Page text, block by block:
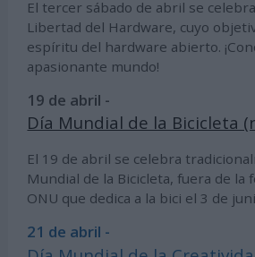
El tercer sábado de abril se
Libertad del Hardware, cuyo
espíritu del hardware abierto.
apasionante mundo!
19 de abril -
Día Mundial de la Bicicleta
El 19 de abril se celebra
Mundial de la Bicicleta, fuera de la
ONU que dedica a la bici el 3 de
21 de abril -